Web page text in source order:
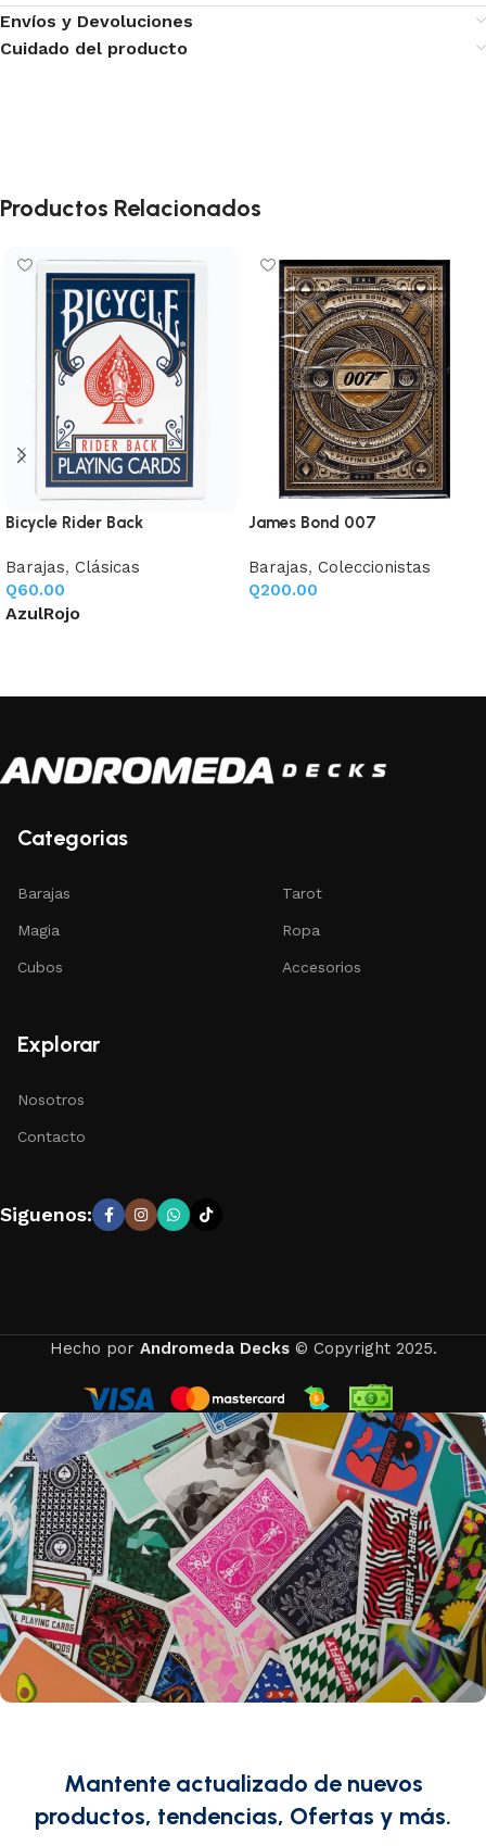
Envíos y Devoluciones
Cuidado del producto
Productos Relacionados
Bicycle Rider Back
Barajas, Clásicas
Q60.00
AzulRojo
James Bond 007
Barajas, Coleccionistas
Q200.00
Categorias
Barajas
Magia
Cubos
Tarot
Ropa
Accesorios
Explorar
Nosotros
Contacto
Siguenos:
Hecho por Andromeda Decks© Copyright 2025.
Mantente actualizado de nuevos
productos, tendencias, Ofertas y más.